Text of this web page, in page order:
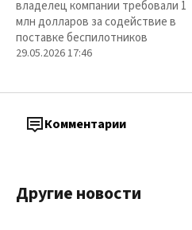
владелец компании требовали 1
млн долларов за содействие в
поставке беспилотников
29.05.2026 17:46
Комментарии
Другие новости